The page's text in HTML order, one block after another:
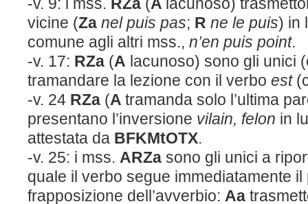
vicine (Za nel puis pas; R ne le puis) in
comune agli altri mss., n’en puis point.
-v. 17: RZa (A lacunoso) sono gli unici
tramandare la lezione con il verbo est
-v. 24 RZa (A tramanda solo l’ultima
presentano l’inversione vilain, felon in
attestata da BFKMtOTX.
-v. 25: i mss. ARZa sono gli unici a
quale il verbo segue immediatamente
frapposizione dell’avverbio: Aa